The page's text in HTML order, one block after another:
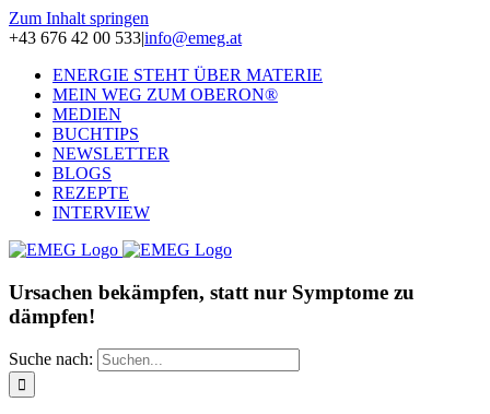
Zum Inhalt springen
+43 676 42 00 533|info@emeg.at
ENERGIE STEHT ÜBER MATERIE
MEIN WEG ZUM OBERON®
MEDIEN
BUCHTIPS
NEWSLETTER
BLOGS
REZEPTE
INTERVIEW
Ursachen bekämpfen, statt nur Symptome zu
dämpfen!
Suche nach: